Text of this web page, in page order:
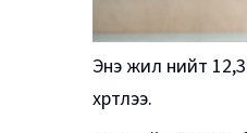
Энэ жил нийт
хүртлээ.